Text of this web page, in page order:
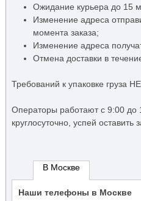
Ожидание курьера до 15
Изменение адреса
момента заказа;
Изменение адреса
Отмена доставки в
Требований к упаковке груза
Операторы работают c 9:00 до
круглосуточно, успей оставить
В Москве
Наши телефоны в Москве